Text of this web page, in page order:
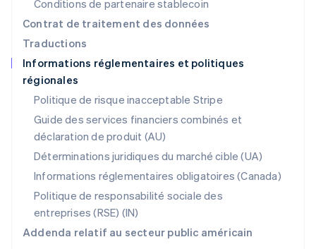
Conditions de partenaire stablecoin
Contrat de traitement des données
Traductions
Informations réglementaires et politiques
régionales
Politique de risque inacceptable Stripe
Guide des services financiers combinés et
déclaration de produit (AU)
Déterminations juridiques du marché cible (UA)
Informations réglementaires obligatoires (Canada)
Politique de responsabilité sociale des
entreprises (RSE) (IN)
Addenda relatif au secteur public américain
NederlandsEnglish
Pologne
Portugal
PortuguêsEnglish
R.A.S. de Hong Kong, Chine
English 简体中文
République tchèque
English
Roumanie
English
English
Singapour
English 简体中文
Slovaquie
English